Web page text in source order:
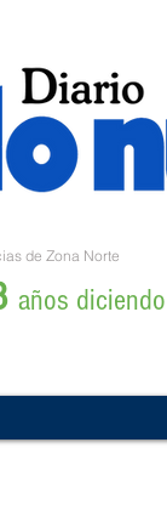
de Zona Norte
años